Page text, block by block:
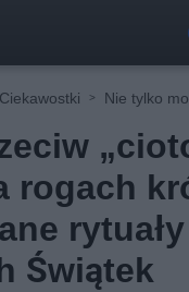
Ciekawostki Nie tylko
rogach
rytuały
Świątek